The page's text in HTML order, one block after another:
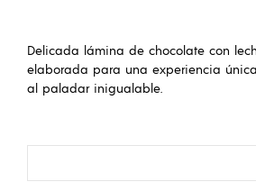
Delicada lámina de chocolate con
elaborada para una experiencia
al paladar inigualable.